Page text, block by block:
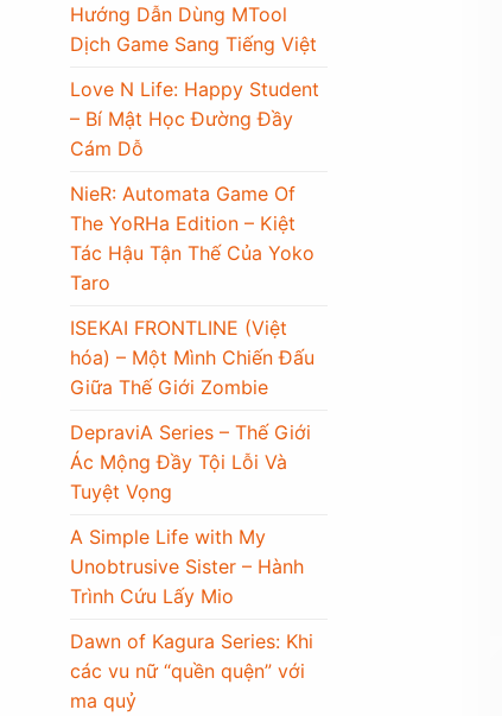
Hướng Dẫn Dùng MTool
Dịch Game Sang Tiếng Việt
Love N Life: Happy Student
– Bí Mật Học Đường Đầy
Cám Dỗ
NieR: Automata Game Of
The YoRHa Edition – Kiệt
Tác Hậu Tận Thế Của Yoko
Taro
ISEKAI FRONTLINE (Việt
hóa) – Một Mình Chiến Đấu
Giữa Thế Giới Zombie
DepraviA Series – Thế Giới
Ác Mộng Đầy Tội Lỗi Và
Tuyệt Vọng
A Simple Life with My
Unobtrusive Sister – Hành
Trình Cứu Lấy Mio
Dawn of Kagura Series: Khi
các vu nữ “quền quện” với
ma quỷ